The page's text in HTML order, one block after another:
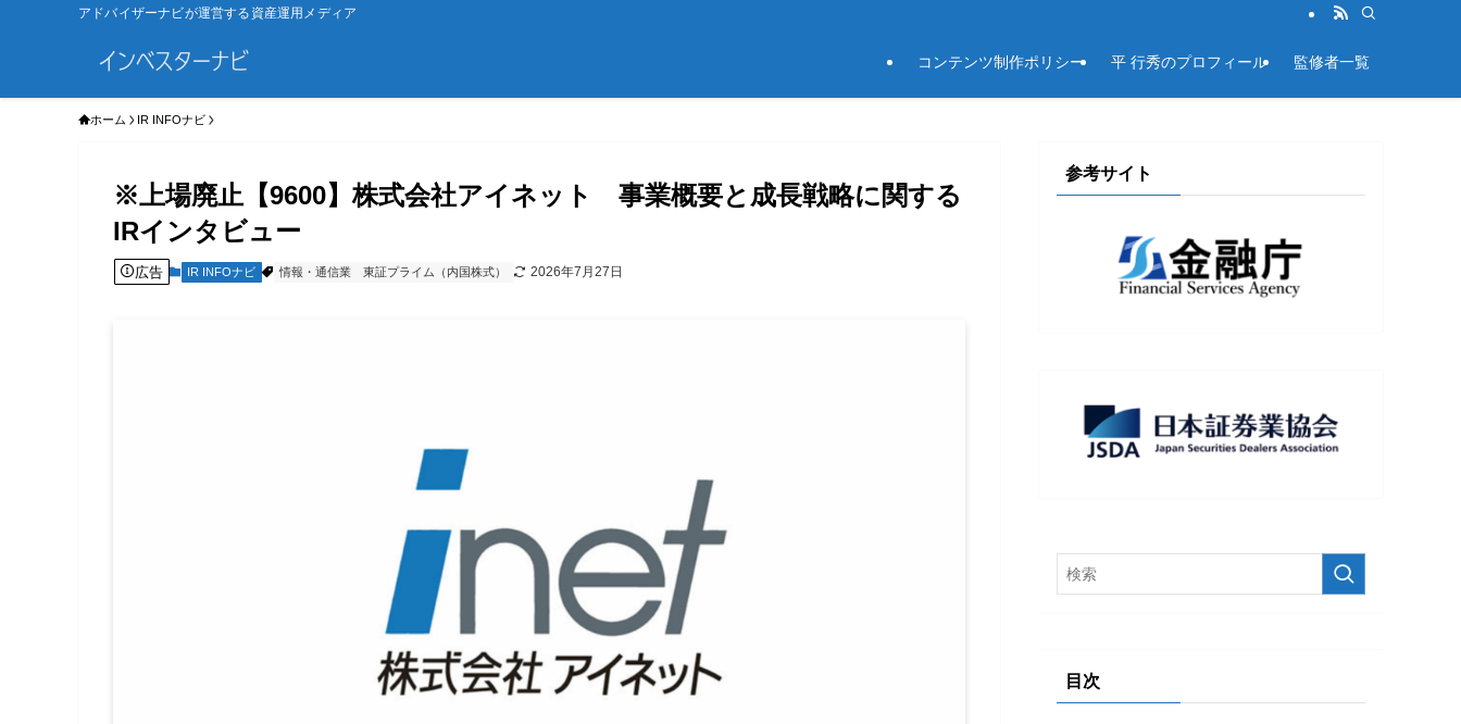
アドバイザーナビが運営する資産運用メディア
コンテンツ制作ポリシー 平 行秀のプロフィール 監修者一覧
ホーム IR INFOナビ
※上場廃止【9600】株式会社アイネット 事業概要と成長戦略に関する
IRインタビュー
広告 IR INFOナビ 情報・通信業 東証プライム（内国株式） 2026年7月27日
参考サイト
目次